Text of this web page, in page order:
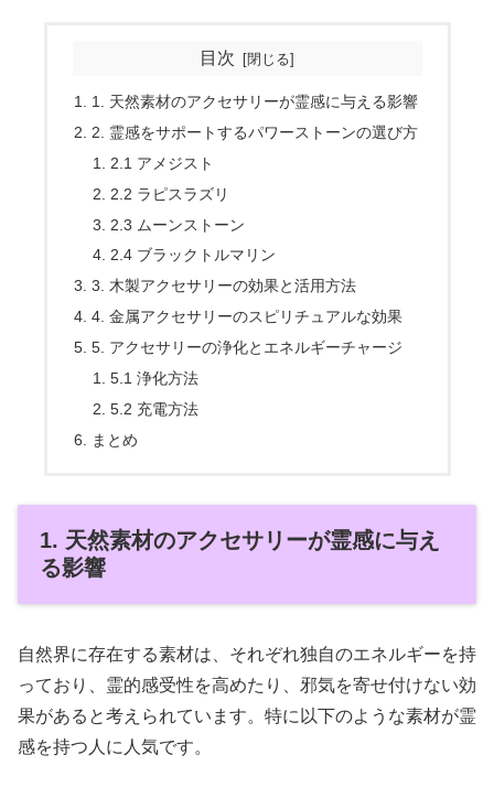
目次
1. 天然素材のアクセサリーが霊感に与える影響
2. 霊感をサポートするパワーストーンの選び方
2.1 アメジスト
2.2 ラピスラズリ
2.3 ムーンストーン
2.4 ブラックトルマリン
3. 木製アクセサリーの効果と活用方法
4. 金属アクセサリーのスピリチュアルな効果
5. アクセサリーの浄化とエネルギーチャージ
5.1 浄化方法
5.2 充電方法
まとめ
1. 天然素材のアクセサリーが霊感に与え
る影響
自然界に存在する素材は、それぞれ独自のエネルギーを持
っており、霊的感受性を高めたり、邪気を寄せ付けない効
果があると考えられています。特に以下のような素材が霊
感を持つ人に人気です。